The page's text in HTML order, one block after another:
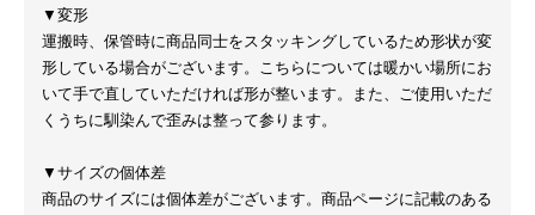
▼変形
運搬時、保管時に商品同士をスタッキングしているため形状が変
形している場合がございます。こちらについては暖かい場所にお
いて手で直していただければ形が整います。また、ご使用いただ
くうちに馴染んで歪みは整って参ります。
▼サイズの個体差
商品のサイズには個体差がございます。商品ページに記載のある